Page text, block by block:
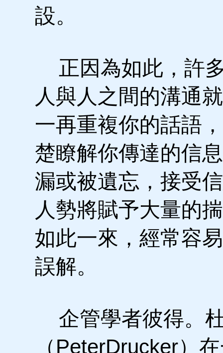
設。
正因為如此，許
人與人之間的溝通
一再重複你的話語
楚瞭解你傳達的信
漏或被遺忘，接受
人勢將賦予大量的
如此一來，經常容
誤解。
企管學者彼得。
（PeterDrucker）